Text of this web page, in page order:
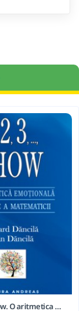
1,2,3, ..., Show. O aritmetica emotionala, o poezie a matematicii - Ioan Dancila